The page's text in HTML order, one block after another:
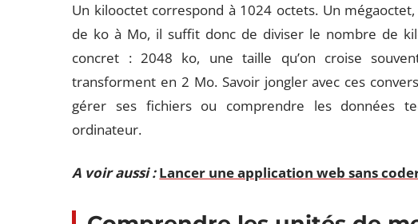
Un kilooctet correspond à 1024 octets. Un
de ko à Mo, il suffit donc de diviser le nombre de
concret : 2048 ko, une taille qu’on croise
transforment en 2 Mo. Savoir jongler avec ces
gérer ses fichiers ou comprendre les données
ordinateur.
A voir aussi : Lancer une application web sans